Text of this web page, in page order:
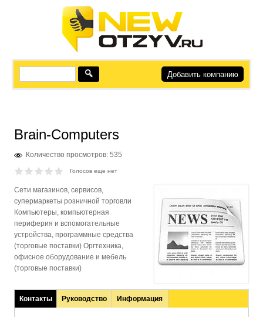
Добавить компанию
Brain-Computers
Количество просмотров: 535
Голосов еще нет
Сети магазинов, сервисов,
супермаркеты розничной торговли
Компьютеры, компьютерная
периферия и вспомогательные
устройства, программные средства
(торговые поставки) Оргтехника,
офисное оборудование и мебель
(торговые поставки)
Контакты
(активная
Руководство Информация